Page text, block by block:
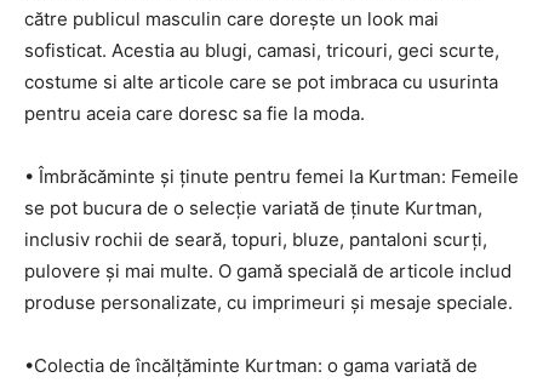
către publicul masculin care dorește un look mai
sofisticat. Acestia au blugi, camasi, tricouri, geci scurte,
costume si alte articole care se pot imbraca cu usurinta
pentru aceia care doresc sa fie la moda.
• Îmbrăcăminte și ținute pentru femei la Kurtman: Femeile
se pot bucura de o selecție variată de ținute Kurtman,
inclusiv rochii de seară, topuri, bluze, pantaloni scurți,
pulovere și mai multe. O gamă specială de articole includ
produse personalizate, cu imprimeuri și mesaje speciale.
•Colectia de încălțăminte Kurtman: o gama variată de